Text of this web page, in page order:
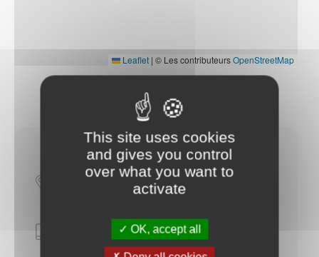
Leaflet | © Les contributeursOpenStreetMap
Brèche de Graye - poste principal
(au niveau de la Croix de Lorraine)
02 31 37 46 04 (principal)
This site uses cookies
and gives you control
over what you want to
activate
OK, accept all